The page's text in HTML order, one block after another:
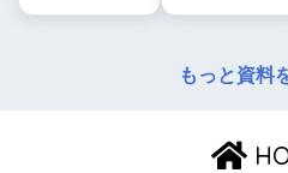
もっと資料